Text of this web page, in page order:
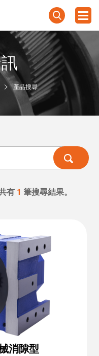
產品搜尋
有 1 筆搜尋結果。
消隙型